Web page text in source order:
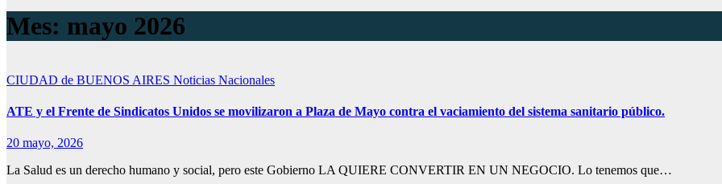
Mes: mayo 2026
CIUDAD de BUENOS AIRES Noticias Nacionales
ATE y el Frente de Sindicatos Unidos se movilizaron a Plaza de Mayo contra el vaciamiento del sistema sanitario público.
20 mayo, 2026
La Salud es un derecho humano y social, pero este Gobierno LA QUIERE CONVERTIR EN UN NEGOCIO. Lo tenemos que…